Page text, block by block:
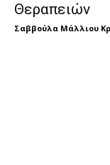
Θεραπειών
Σαββούλα Μάλλιου